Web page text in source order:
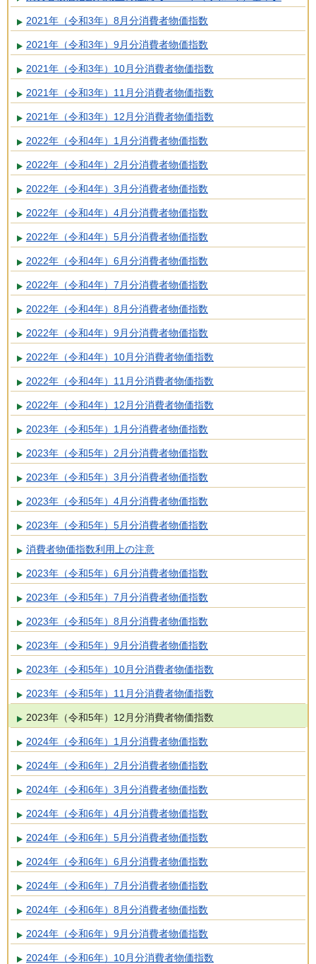
2021年（令和3年）8月分消費者物価指数
2021年（令和3年）9月分消費者物価指数
2021年（令和3年）10月分消費者物価指数
2021年（令和3年）11月分消費者物価指数
2021年（令和3年）12月分消費者物価指数
2022年（令和4年）1月分消費者物価指数
2022年（令和4年）2月分消費者物価指数
2022年（令和4年）3月分消費者物価指数
2022年（令和4年）4月分消費者物価指数
2022年（令和4年）5月分消費者物価指数
2022年（令和4年）6月分消費者物価指数
2022年（令和4年）7月分消費者物価指数
2022年（令和4年）8月分消費者物価指数
2022年（令和4年）9月分消費者物価指数
2022年（令和4年）10月分消費者物価指数
2022年（令和4年）11月分消費者物価指数
2022年（令和4年）12月分消費者物価指数
2023年（令和5年）1月分消費者物価指数
2023年（令和5年）2月分消費者物価指数
2023年（令和5年）3月分消費者物価指数
2023年（令和5年）4月分消費者物価指数
2023年（令和5年）5月分消費者物価指数
消費者物価指数利用上の注意
2023年（令和5年）6月分消費者物価指数
2023年（令和5年）7月分消費者物価指数
2023年（令和5年）8月分消費者物価指数
2023年（令和5年）9月分消費者物価指数
2023年（令和5年）10月分消費者物価指数
2023年（令和5年）11月分消費者物価指数
2023年（令和5年）12月分消費者物価指数
2024年（令和6年）1月分消費者物価指数
2024年（令和6年）2月分消費者物価指数
2024年（令和6年）3月分消費者物価指数
2024年（令和6年）4月分消費者物価指数
2024年（令和6年）5月分消費者物価指数
2024年（令和6年）6月分消費者物価指数
2024年（令和6年）7月分消費者物価指数
2024年（令和6年）8月分消費者物価指数
2024年（令和6年）9月分消費者物価指数
2024年（令和6年）10月分消費者物価指数